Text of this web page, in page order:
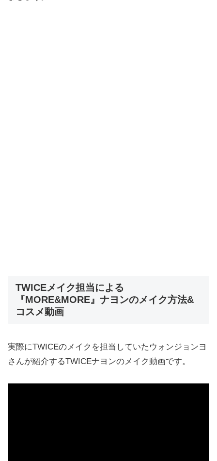
TWICEメイク担当による
『MORE&MORE』ナヨンのメイク方法&
コスメ動画
実際にTWICEのメイクを担当していたウォンジョンヨ
さんが紹介するTWICEナヨンのメイク動画です。